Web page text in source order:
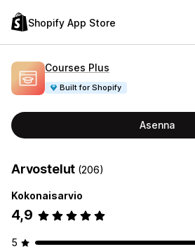
Shopify App Store
Courses Plus
Built for Shopify
Asenna
Arvostelut (206)
Kokonaisarvio
4,9
5